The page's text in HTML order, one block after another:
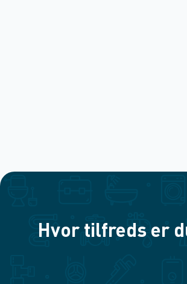
Hvor tilfreds er